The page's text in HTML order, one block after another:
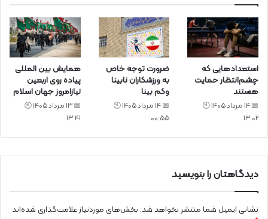
استعدادهایی که
چشم‌انتظار حمایت
هستند
📅 14 مرداد 1405 🕙
13:02
ضرورت توجه خاص
به ورزشکاران نابینا
وکم بینا
📅 14 مرداد 1405 🕙
00:55
همایش بین المللی
پیاده روی اربعین
نیازامروز جهان اسلام
📅 13 مرداد 1405 🕙
13:41
دیدگاهتان را بنویسید
نشانی ایمیل شما منتشر نخواهد شد. بخش‌های موردنیاز علامت‌گذاری شده‌اند